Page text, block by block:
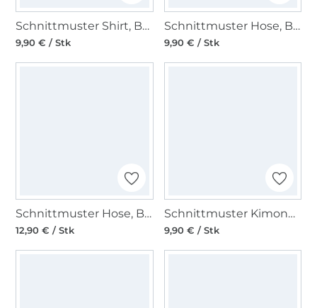
Schnittmuster Shirt, Burda 5831
9,90 € / Stk
Schnittmuster Hose, Burda 6008
9,90 € / Stk
Schnittmuster Hose, Burda 6138
12,90 € / Stk
Schnittmuster Kimono, Burda 6161
9,90 € / Stk